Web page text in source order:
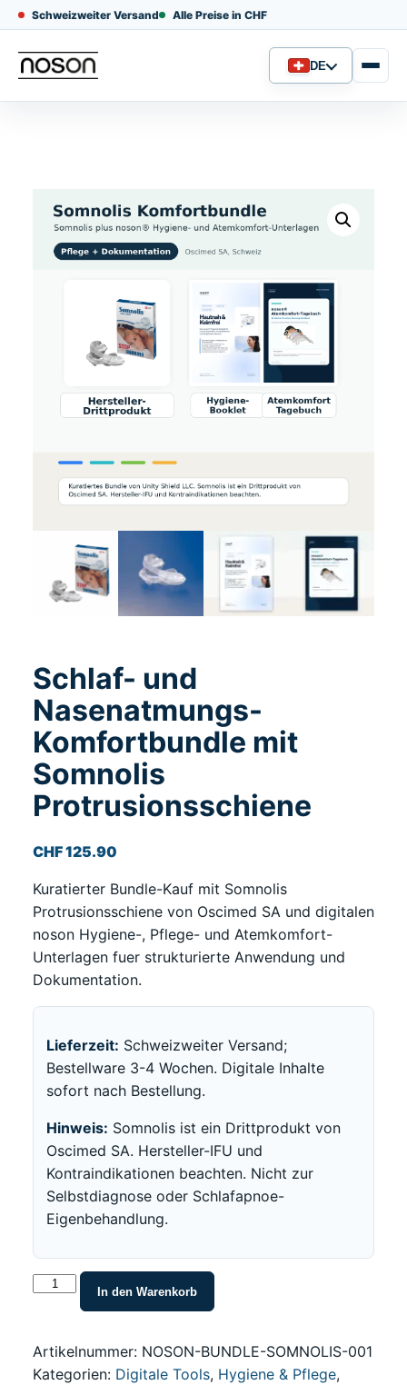
Schweizweiter Versand Alle Preise in CHF
Sprache
DE
Schlaf- und
Nasenatmungs-
Komfortbundle mit
Somnolis
Protrusionsschiene
CHF125.90
Kuratierter Bundle-Kauf mit Somnolis
Protrusionsschiene von Oscimed SA und digitalen
noson Hygiene-, Pflege- und Atemkomfort-
Unterlagen fuer strukturierte Anwendung und
Dokumentation.
Lieferzeit: Schweizweiter Versand;
Bestellware 3-4 Wochen. Digitale Inhalte
sofort nach Bestellung.
Hinweis: Somnolis ist ein Drittprodukt von
Oscimed SA. Hersteller-IFU und
Kontraindikationen beachten. Nicht zur
Selbstdiagnose oder Schlafapnoe-
Eigenbehandlung.
Schlaf-
Komfortbundle
mit
In den Warenkorb
Artikelnummer: NOSON-BUNDLE-SOMNOLIS-001
Kategorien: Digitale Tools, Hygiene & Pflege,